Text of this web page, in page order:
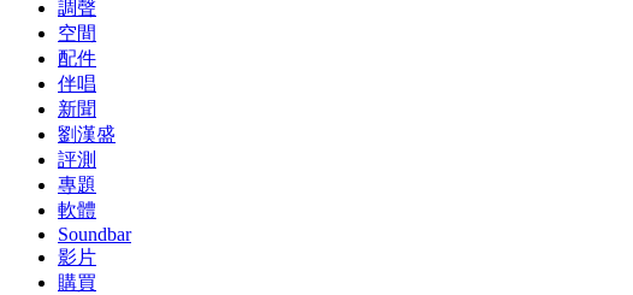
調聲
空間
配件
伴唱
新聞
劉漢盛
評測
專題
軟體
Soundbar
影片
購買